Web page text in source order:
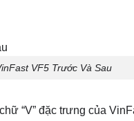
VF5 Trước Và Sau
“V” đặc trưng của